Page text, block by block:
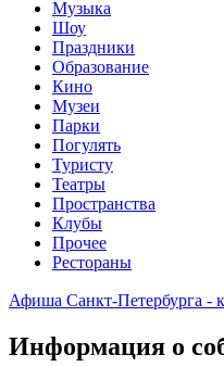
Музыка
Шоу
Праздники
Образование
Кино
Музеи
Парки
Погулять
Туристу
Театры
Пространства
Клубы
Прочее
Рестораны
Афиша Санкт-Петербурга -
Информация о